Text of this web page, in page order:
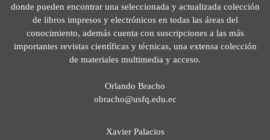
donde pueden encontrar una seleccionada y actualizada colección
de libros impresos y electrónicos en todas las áreas del
conocimiento, además cuenta con suscripciones a las más
importantes revistas científicas y técnicas, una extensa colección
de materiales multimedia y acceso.
Orlando Bracho
obracho@usfq.edu.ec
Xavier Palacios